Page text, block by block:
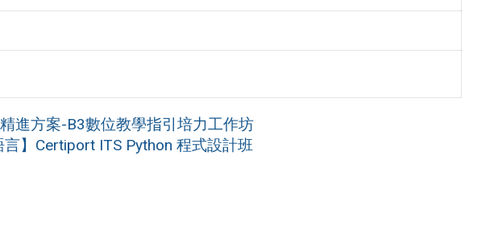
進方案-B3數位教學指引培力工作坊
言】Certiport ITS Python 程式設計班